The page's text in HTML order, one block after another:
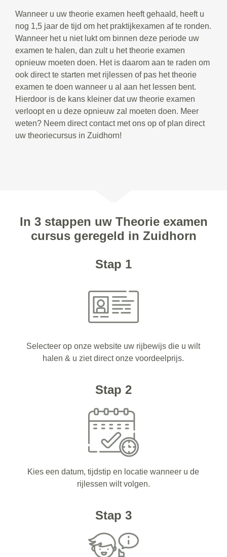
Wanneer u uw theorie examen heeft gehaald, heeft u
nog 1,5 jaar de tijd om het praktijkexamen af te ronden.
Wanneer het u niet lukt om binnen deze periode uw
examen te halen, dan zult u het theorie examen
opnieuw moeten doen. Het is daarom aan te raden om
ook direct te starten met rijlessen of pas het theorie
examen te doen wanneer u al aan het lessen bent.
Hierdoor is de kans kleiner dat uw theorie examen
verloopt en u deze opnieuw zal moeten doen. Meer
weten? Neem direct contact met ons op of plan direct
uw theoriecursus in Zuidhorn!
In 3 stappen uw Theorie examen
cursus geregeld in Zuidhorn
Stap 1
Selecteer op onze website uw rijbewijs die u wilt
halen & u ziet direct onze voordeelprijs.
Stap 2
Kies een datum, tijdstip en locatie wanneer u de
rijlessen wilt volgen.
Stap 3